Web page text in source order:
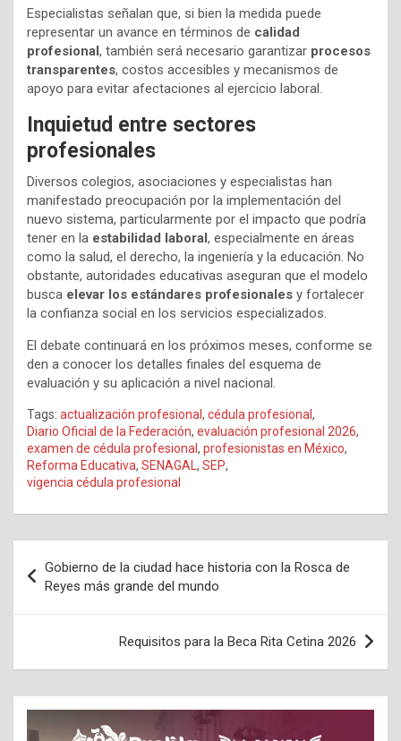
Especialistas señalan que, si bien la medida puede
representar un avance en términos de calidad
profesional, también será necesario garantizar procesos
transparentes, costos accesibles y mecanismos de
apoyo para evitar afectaciones al ejercicio laboral.
Inquietud entre sectores
profesionales
Diversos colegios, asociaciones y especialistas han
manifestado preocupación por la implementación del
nuevo sistema, particularmente por el impacto que podría
tener en la estabilidad laboral, especialmente en áreas
como la salud, el derecho, la ingeniería y la educación. No
obstante, autoridades educativas aseguran que el modelo
busca elevar los estándares profesionales y fortalecer
la confianza social en los servicios especializados.
El debate continuará en los próximos meses, conforme se
den a conocer los detalles finales del esquema de
evaluación y su aplicación a nivel nacional.
Tags: actualización profesional, cédula profesional,
Diario Oficial de la Federación, evaluación profesional 2026,
examen de cédula profesional, profesionistas en México,
Reforma Educativa, SENAGAL, SEP,
vigencia cédula profesional
de
entradas
Gobierno de la ciudad hace historia con la Rosca de
Reyes más grande del mundo
Requisitos para la Beca Rita Cetina 2026